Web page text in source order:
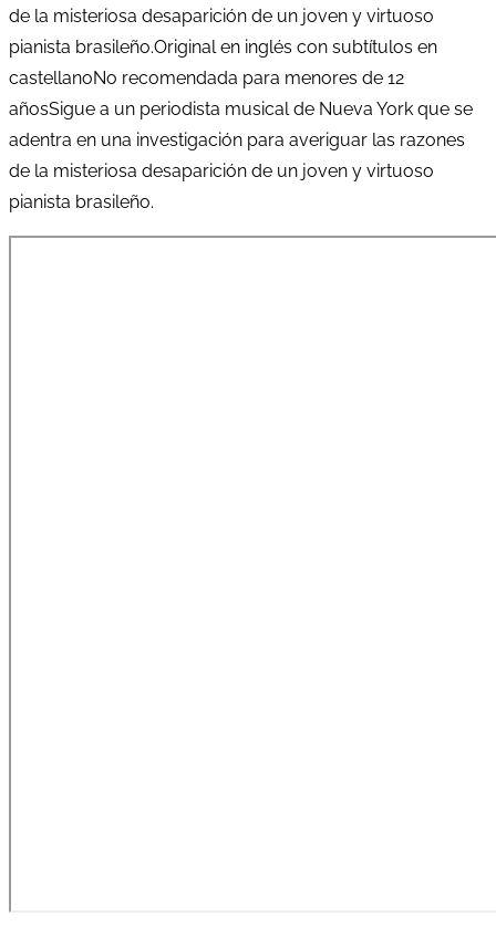
de la misteriosa desaparición de un joven y virtuoso
pianista brasileño.Original en inglés con subtítulos en
castellanoNo recomendada para menores de 12
añosSigue a un periodista musical de Nueva York que se
adentra en una investigación para averiguar las razones
de la misteriosa desaparición de un joven y virtuoso
pianista brasileño.